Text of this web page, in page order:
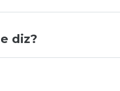
diz?